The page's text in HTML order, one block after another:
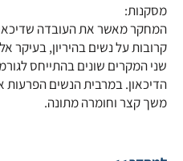
מסקנות:
המחקר מאשר את העובדה
קרובות על נשים בהיריון, בעיקר
שני המקרים שונים בהתייחס
הדיכאון. במרבית הנשים הפרעות
משך קצר וחומרה מתונה.